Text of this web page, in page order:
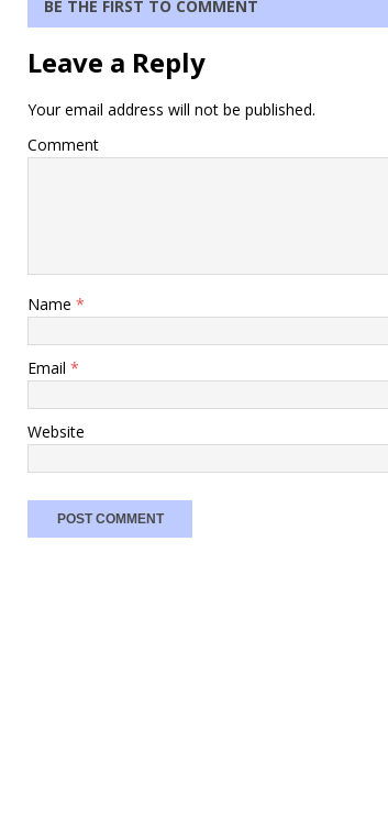
BE THE FIRST TO COMMENT
Leave a Reply
Your email address will not be published.
Comment
Name *
Email *
Website